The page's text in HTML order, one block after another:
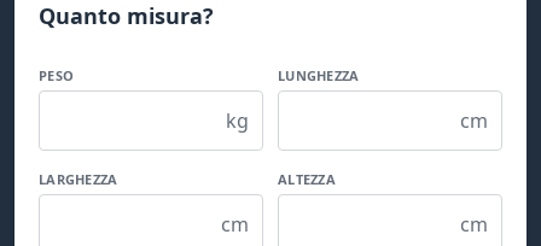
Quanto misura?
PESO
kg
LUNGHEZZA
cm
LARGHEZZA
cm
ALTEZZA
cm